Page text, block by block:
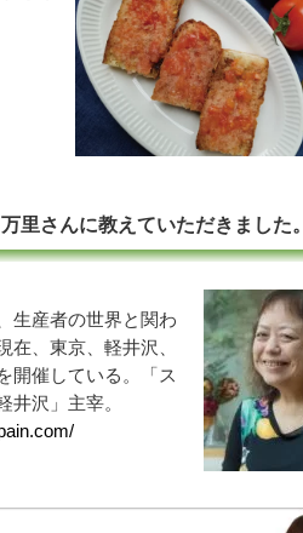
里さんに教えていただきました。
生産者の世界と関わ
、東京、軽井沢、
開催している。「ス
沢」主宰。